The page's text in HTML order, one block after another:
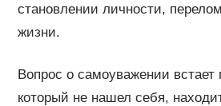
становлении личности,
жизни.
Вопрос о самоуважении встает
который не нашел себя,